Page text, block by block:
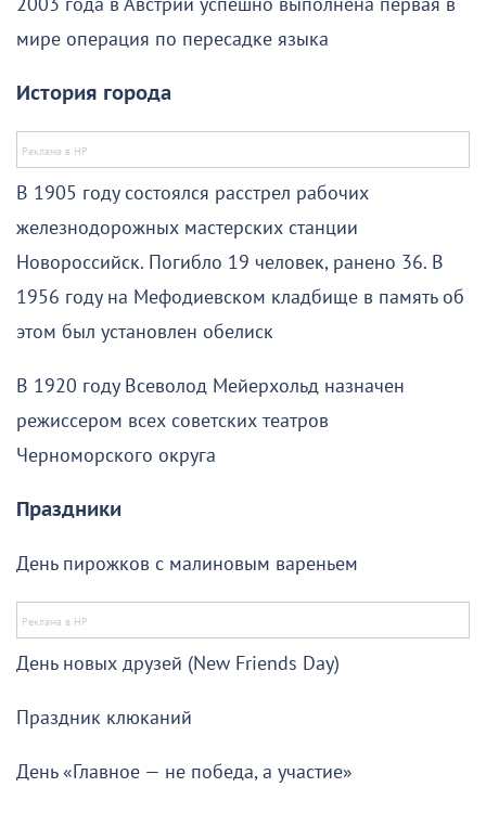
мире операция по пересадке языка
История города
В 1905 году состоялся расстрел рабочих
железнодорожных мастерских станции
Новороссийск. Погибло 19 человек, ранено 36. В
1956 году на Мефодиевском кладбище в память об
этом был установлен обелиск
В 1920 году Всеволод Мейерхольд назначен
режиссером всех советских театров
Черноморского округа
Праздники
День пирожков с малиновым вареньем
День новых друзей (New Friends Day)
Праздник клюканий
День «Главное — не победа, а участие»